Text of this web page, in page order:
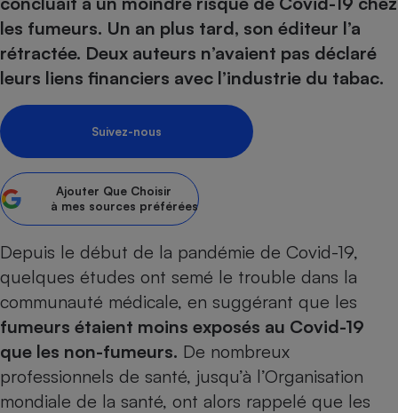
les fumeurs. Un an plus tard, son éditeur l’a
rétractée. Deux auteurs n’avaient pas déclaré
leurs liens financiers avec l’industrie du tabac.
Suivez-nous
Ajouter Que Choisir
à mes sources préférées
Depuis le début de la pandémie de Covid-19,
quelques études ont semé le trouble dans la
communauté médicale, en suggérant que les
fumeurs étaient moins exposés au Covid-19
que les non-fumeurs. De nombreux
professionnels de santé, jusqu’à l’Organisation
mondiale de la santé, ont alors rappelé que les
Sécurité - Hygiène
Supermarché - Drive
Assurance
Banque - Crédit
Epargne - Fiscalité
Mutuelle
Circulation routière
Contrôle technique -
Pièce détachée
Moto
Comparateur auto
Supermarché - Drive
Comparatif plaque à
Comparatif hotte
Comparatif aspirateur
Comparatif cafetière
Comparatif robot cuiseur
Comparatif centrale
Gros électroménager
Comparatif barre de son
Comparatif imprimante
Comparatif tablette
Image et son
Informatique
Internet
Téléphonie
Crédit immobilier
Comparatif poêle à
Comparatif radiateur
Bricolage - Jardinage
Chauffage
Produit d'entretien
Sécurité domestique
Système de santé -
Maison de retraite
Retraite
Choisir son fioul
Choisir son pellet
Comparateur assurance emprunteur
Tous les comparateurs
Speedtest - Testez le débit de votre
connexion Internet